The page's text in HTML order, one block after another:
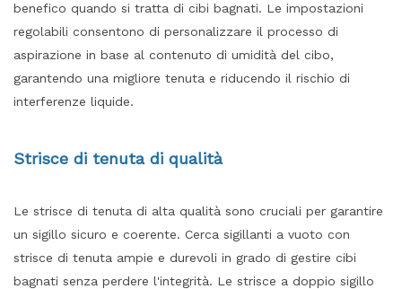
benefico quando si tratta di cibi bagnati. Le impostazioni
regolabili consentono di personalizzare il processo di
aspirazione in base al contenuto di umidità del cibo,
garantendo una migliore tenuta e riducendo il rischio di
interferenze liquide.
Strisce di tenuta di qualità
Le strisce di tenuta di alta qualità sono cruciali per garantire
un sigillo sicuro e coerente. Cerca sigillanti a vuoto con
strisce di tenuta ampie e durevoli in grado di gestire cibi
bagnati senza perdere l'integrità. Le strisce a doppio sigillo